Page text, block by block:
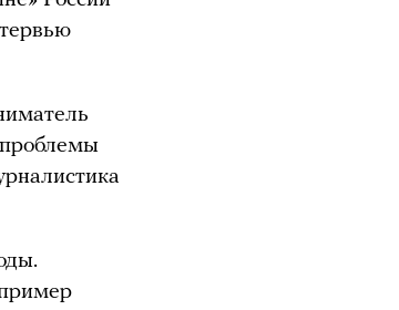
проблемы